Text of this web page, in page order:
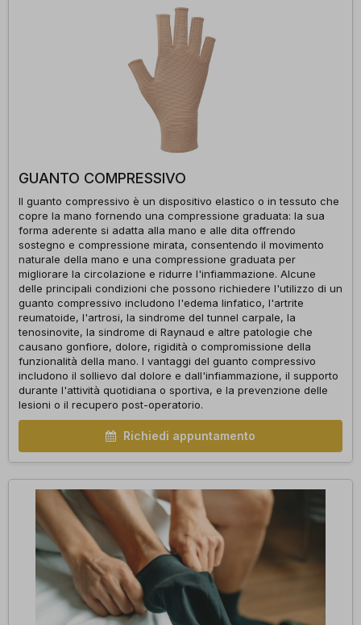
GUANTO COMPRESSIVO
Il guanto compressivo è un dispositivo elastico o in tessuto che
copre la mano fornendo una compressione graduata: la sua
forma aderente si adatta alla mano e alle dita offrendo
sostegno e compressione mirata, consentendo il movimento
naturale della mano e una compressione graduata per
migliorare la circolazione e ridurre l'infiammazione. Alcune
delle principali condizioni che possono richiedere l'utilizzo di un
guanto compressivo includono l'edema linfatico, l'artrite
reumatoide, l'artrosi, la sindrome del tunnel carpale, la
tenosinovite, la sindrome di Raynaud e altre patologie che
causano gonfiore, dolore, rigidità o compromissione della
funzionalità della mano. I vantaggi del guanto compressivo
includono il sollievo dal dolore e dall'infiammazione, il supporto
durante l'attività quotidiana o sportiva, e la prevenzione delle
lesioni o il recupero post-operatorio.
Richiedi appuntamento